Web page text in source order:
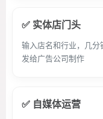
✅ 实体店门头
输入店名和行业，几
发给广告公司制作
✅ 自媒体运营